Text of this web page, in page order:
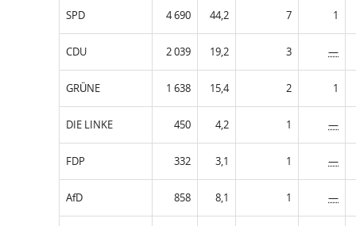
SPD 4 690 44,2 7 1
CDU 2 039 19,2 3 —
GRÜNE 1 638 15,4 2 1
DIE LINKE 450 4,2 1 —
FDP 332 3,1 1 —
AfD 858 8,1 1 —